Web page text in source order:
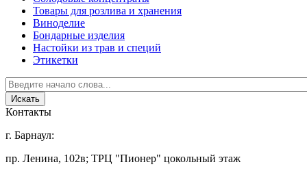
Товары для розлива и хранения
Виноделие
Бондарные изделия
Настойки из трав и специй
Этикетки
Контакты
г. Барнаул:
пр. Ленина, 102в; ТРЦ "Пионер" цокольный этаж